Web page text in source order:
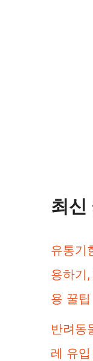
최신
유통기
용하기
용 꿀팁
반려동
레 유